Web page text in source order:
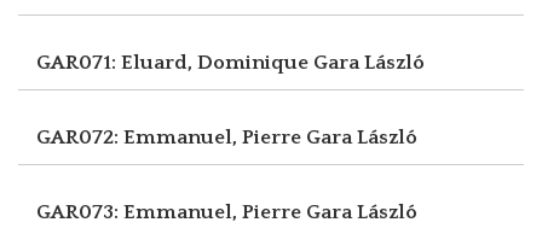
GAR071: Eluard, Dominique Gara László
GAR072: Emmanuel, Pierre Gara László
GAR073: Emmanuel, Pierre Gara László